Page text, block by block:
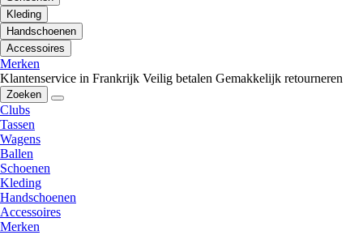
Kleding
Handschoenen
Accessoires
Merken
Klantenservice in Frankrijk Veilig betalen Gemakkelijk retourneren
Zoeken
Clubs
Tassen
Wagens
Ballen
Schoenen
Kleding
Handschoenen
Accessoires
Merken